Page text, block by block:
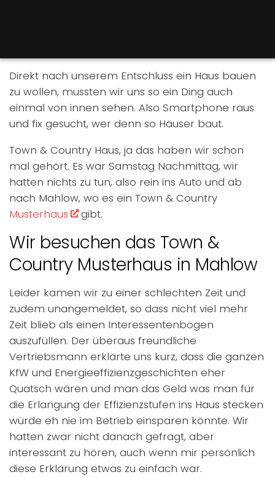
Direkt nach unserem Entschluss ein Haus bauen
zu wollen, mussten wir uns so ein Ding auch
einmal von innen sehen. Also Smartphone raus
und fix gesucht, wer denn so Häuser baut.
Town & Country Haus, ja das haben wir schon
mal gehört. Es war Samstag Nachmittag, wir
hatten nichts zu tun, also rein ins Auto und ab
nach Mahlow, wo es ein Town & Country
Musterhaus
gibt.
Wir besuchen das Town &
Country Musterhaus in Mahlow
Leider kamen wir zu einer schlechten Zeit und
zudem unangemeldet, so dass nicht viel mehr
Zeit blieb als einen Interessentenbogen
auszufüllen. Der überaus freundliche
Vertriebsmann erklärte uns kurz, dass die ganzen
KfW und Energieeffizienzgeschichten eher
Quatsch wären und man das Geld was man für
die Erlangung der Effizienzstufen ins Haus stecken
würde eh nie im Betrieb einsparen könnte. Wir
hatten zwar nicht danach gefragt, aber
interessant zu hören, auch wenn mir persönlich
diese Erklärung etwas zu einfach war.